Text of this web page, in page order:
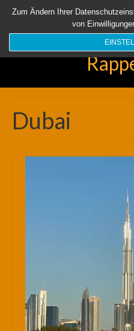
Startseite Aktuell Über uns
Suchen
Dubai
Zum Ändern Ihrer
von